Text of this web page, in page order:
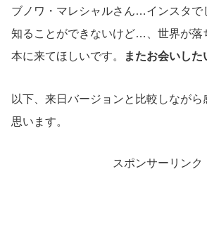
ブノワ・マレシャルさん…インスタで
知ることができないけど…、世界が落
本に来てほしいです。
またお会いした
以下、来日バージョンと比較しながら
思います。
スポンサーリンク